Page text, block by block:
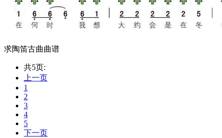
求陶笛古曲曲谱
共5页:
上一页
1
2
3
4
5
下一页